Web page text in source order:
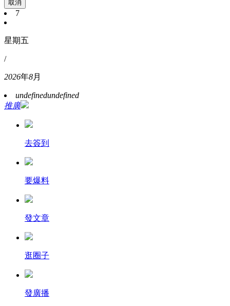
取消
7
星期五
/
2026年8月
undefinedundefined
推廣
去簽到
要爆料
發文章
逛圈子
發廣播